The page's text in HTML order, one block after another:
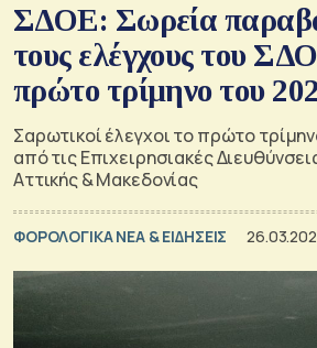
ΣΔΟΕ: Σωρεία
τους ελέγχους του
πρώτο τρίμηνο του
Σαρωτικοί έλεγχοι το πρώτο
από τις Επιχειρησιακές
Αττικής & Μακεδονίας
ΦΟΡΟΛΟΓΙΚΑ ΝΕΑ & EΙΔΗΣΕΙΣ